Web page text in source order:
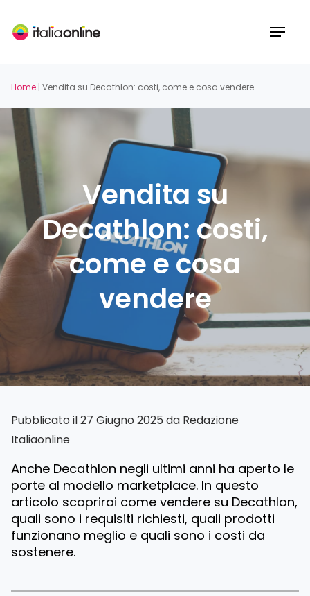
main
Menu
Home | Vendita su Decathlon: costi, come e cosa vendere
Vendita su
Decathlon: costi,
come e cosa
vendere
Pubblicato il 27 Giugno 2025 da Redazione
Italiaonline
Anche Decathlon negli ultimi anni ha aperto le
porte al modello marketplace. In questo
articolo scoprirai come vendere su Decathlon,
quali sono i requisiti richiesti, quali prodotti
funzionano meglio e quali sono i costi da
sostenere.